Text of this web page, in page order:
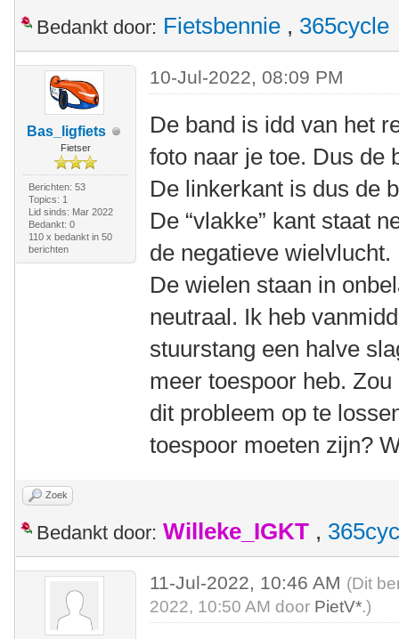
Bedankt door: Fietsbennie , 365cycle
Bas_ligfiets
Fietser
Berichten: 53
Topics: 1
Lid sinds: Mar 2022
Bedankt: 0
110 x bedankt in 50
berichten
10-Jul-2022, 08:09 PM
De band is idd van het
foto naar je toe. Dus de
De linkerkant is dus de
De “vlakke” kant staat
de negatieve wielvlucht.
De wielen staan in
neutraal. Ik heb
stuurstang een halve
meer toespoor heb.
dit probleem op te
toespoor moeten zijn?
Zoek
Bedankt door: Willeke_IGKT ,
11-Jul-2022, 10:46 AM (Dit
2022, 10:50 AM door PietV*.)